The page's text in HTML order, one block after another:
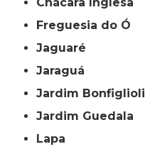
Chácara Inglesa
Freguesia do Ó
Jaguaré
Jaraguá
Jardim Bonfiglioli
Jardim Guedala
Lapa